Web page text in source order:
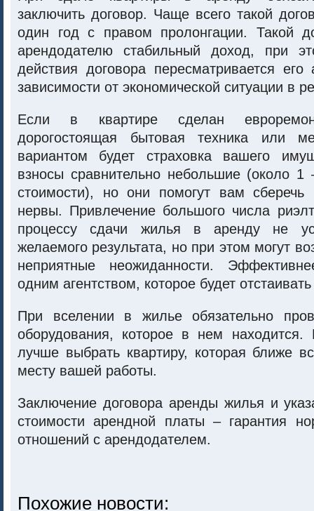
заключить договор. Чаще всего такой
один год с правом пролонгации. Такой
арендодателю стабильный доход, при
действия договора пересматривается
зависимости от экономической ситуации в
Если в квартире сделан
дорогостоящая бытовая техника или
вариантом будет страховка вашего
взносы сравнительно небольшие (около 1
стоимости), но они помогут вам
нервы. Привлечение большого числа
процессу сдачи жилья в аренду не
желаемого результата, но при этом могут
неприятные неожиданности.
одним агентством, которое будет
При вселении в жилье обязательно
оборудования, которое в нем
лучше выбрать квартиру, которая ближе
месту вашей работы.
Заключение договора аренды жилья и
стоимости арендной платы – гарантия
отношений с арендодателем.
Похожие новости: